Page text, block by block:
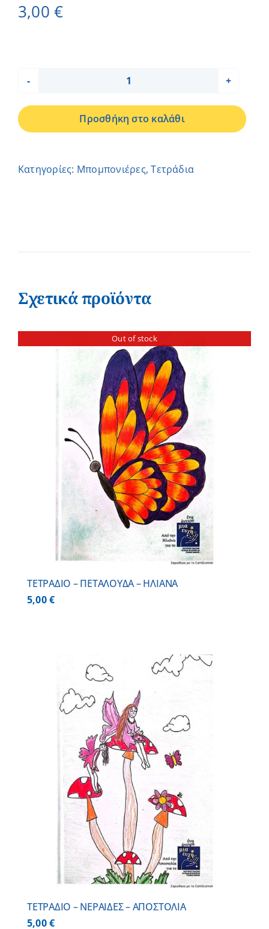
3,00€
GOAL
-
ποσότητα
Προσθήκη στο καλάθι
Κατηγορίες: Μπομπονιέρες,Τετράδια
Σχετικά προϊόντα
Out of stock
ΤΕΤΡΑΔΙΟ – ΠΕΤΑΛΟΥΔΑ – ΗΛΙΑΝΑ
5,00€
ΤΕΤΡΑΔΙΟ – ΝΕΡΑΙΔΕΣ – ΑΠΟΣΤΟΛΙΑ
5,00€